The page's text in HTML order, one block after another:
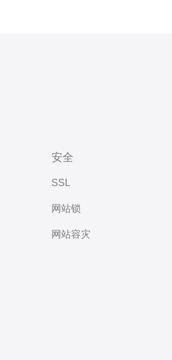
安全
SSL
网站锁
网站容灾